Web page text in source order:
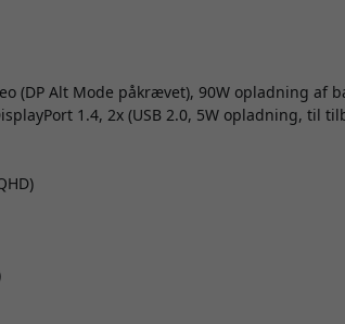
(DP Alt Mode påkrævet), 90W opladning af
1.4, 2x (USB 2.0, 5W opladning, til